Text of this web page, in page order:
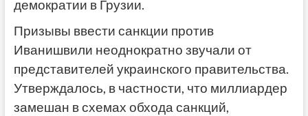
демократии в Грузии.
Призывы ввести санкции против
Иванишвили неоднократно звучали от
представителей украинского правительства.
Утверждалось, в частности, что миллиардер
замешан в схемах обхода санкций,